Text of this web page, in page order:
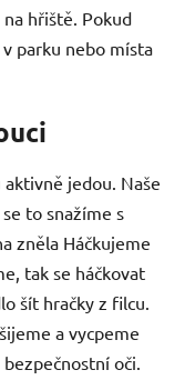
hřiště. Pokud
parku nebo místa
jedou. Naše
to snažíme s
zněla Háčkujeme
tak se háčkovat
šít hračky z filcu.
a vycpeme
oči.